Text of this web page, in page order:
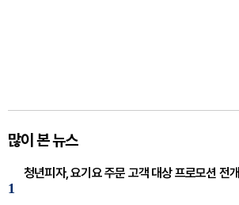
많이 본 뉴스
1
청년피자, 요기요 주문 고객 대상 프로모션 전개